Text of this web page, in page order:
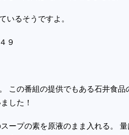
いるそうですよ。
５７４９
この番組の提供でもある石井食品
した！
ープの素を原液のまま入れる。 量